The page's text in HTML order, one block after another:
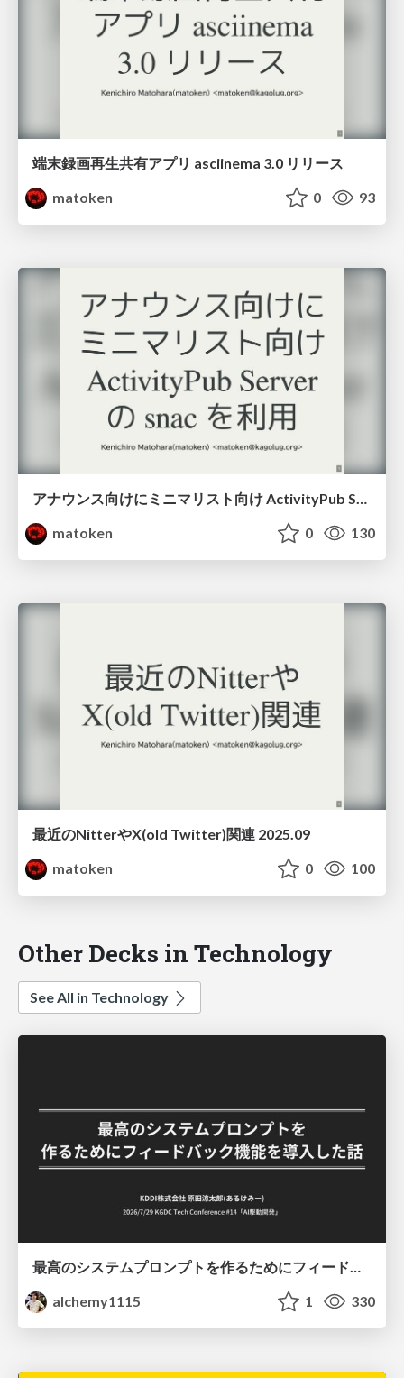
端末録画再生共有アプリ asciinema 3.0 リリース
matoken
0 93
アナウンス向けにミニマリスト向け ActivityPub Server の snac を利用
matoken
0 130
最近のNitterやX(old Twitter)関連 2025.09
matoken
0 100
Other Decks in Technology
See All in Technology
alchemy1115
1 330